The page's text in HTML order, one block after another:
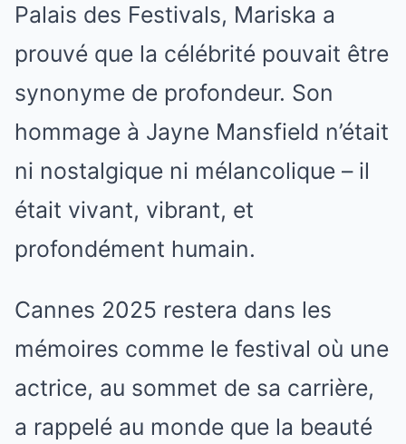
Palais des Festivals, Mariska a
prouvé que la célébrité pouvait être
synonyme de profondeur. Son
hommage à Jayne Mansfield n’était
ni nostalgique ni mélancolique – il
était vivant, vibrant, et
profondément humain.
Cannes 2025 restera dans les
mémoires comme le festival où une
actrice, au sommet de sa carrière,
a rappelé au monde que la beauté